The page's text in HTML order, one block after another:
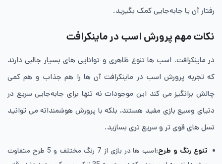
رفتار آن یا جابه‌جایی‌ کمک بگیرید.
نکات مهم پرورش اسب در ماینکرافت
در ماینکرافت، اسب‌ ها تنوع ظاهری و توانایی های بسیار جالبی دارند
که تجربه پرورش اسب در ماینکرافت آن ها را هم جذاب و هم کمی
چالش برانگیز می کند این موجودات نه تنها برای جابه‌جایی سریع در
دنیای وسیع بازی مفید هستند، بلکه با پرورش هوشمندانه می توانید
نسل های قوی تر و سریع تری بسازید.
تنوع رنگ و طرح
:اسب ها در بازی از 7 رنگ مختلف و 5 طرح متفاوت